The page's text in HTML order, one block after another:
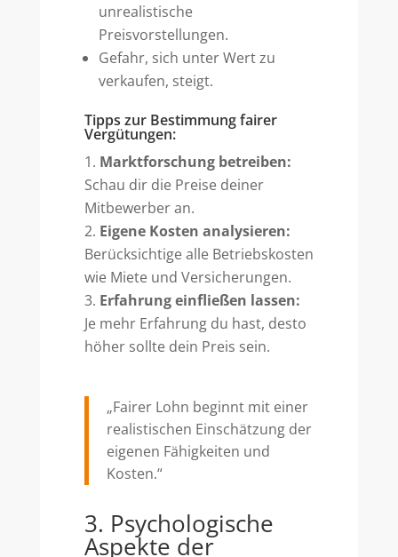
unrealistische
Preisvorstellungen.
Gefahr, sich unter Wert zu
verkaufen, steigt.
Tipps zur Bestimmung fairer
Vergütungen:
Marktforschung betreiben:
Schau dir die Preise deiner
Mitbewerber an.
Eigene Kosten analysieren:
Berücksichtige alle Betriebskosten
wie Miete und Versicherungen.
Erfahrung einfließen lassen:
Je mehr Erfahrung du hast, desto
höher sollte dein Preis sein.
„Fairer Lohn beginnt mit einer
realistischen Einschätzung der
eigenen Fähigkeiten und
Kosten.“
3. Psychologische
Aspekte der